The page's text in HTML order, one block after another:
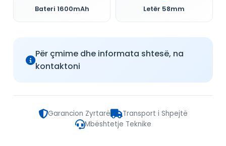
Bateri 1600mAh Letër 58mm
Për çmime dhe informata shtesë, na
kontaktoni
Garancion Zyrtarë
Transport i Shpejtë
Mbështetje Teknike